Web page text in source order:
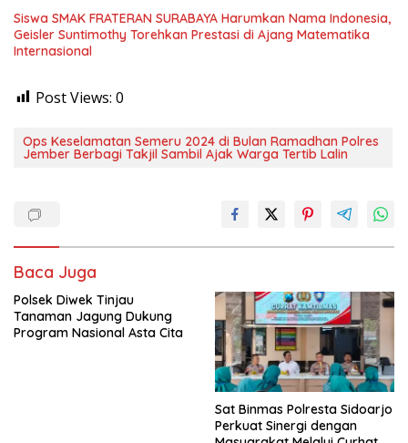
Siswa SMAK FRATERAN SURABAYA Harumkan Nama Indonesia,
Geisler Suntimothy Torehkan Prestasi di Ajang Matematika
Internasional
Post Views: 0
Ops Keselamatan Semeru 2024 di Bulan Ramadhan Polres
Jember Berbagi Takjil Sambil Ajak Warga Tertib Lalin
Baca Juga
Polsek Diwek Tinjau
Tanaman Jagung Dukung
Program Nasional Asta Cita
Sat Binmas Polresta Sidoarjo
Perkuat Sinergi dengan